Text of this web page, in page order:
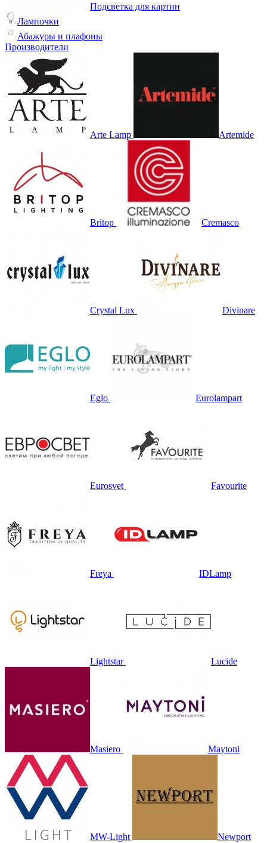
Подсветка для картин
Лампочки
Абажуры и плафоны
Производители
Arte Lamp Artemide
Britop Cremasco
Crystal Lux Divinare
Eglo Eurolampart
Eurosvet Favourite
Freya IDLamp
Lightstar Lucide
Masiero Maytoni
MW-Light Newport